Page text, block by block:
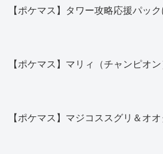
【ポケマス】タワー攻略応援パッ
【ポケマス】マリィ（チャンピオ
【ポケマス】マジコススグリ＆オ